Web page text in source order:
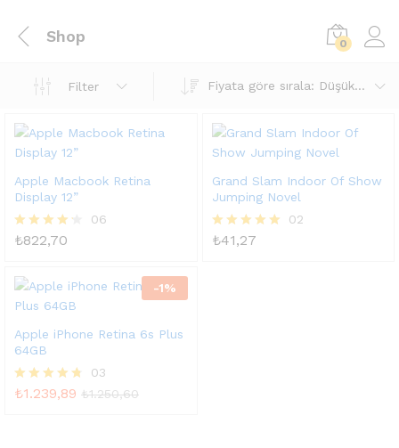
Shop 0
Filter Fiyata göre sırala: Düşükten yükseğe
Apple Macbook Retina
Display 12”
5
oy aldı
06
₺822,70
Grand Slam Indoor Of Show
Jumping Novel
5 üzerinden
02
₺41,27
-1%
Apple iPhone Retina 6s Plus
64GB
5
03
₺1.239,89 ₺1.250,60